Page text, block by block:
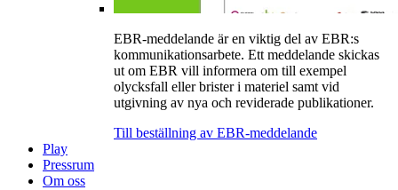
EBR-meddelande är en viktig del av EBR:s
kommunikationsarbete. Ett meddelande skickas
ut om EBR vill informera om till exempel
olycksfall eller brister i materiel samt vid
utgivning av nya och reviderade publikationer.
Till beställning av EBR-meddelande
Play
Pressrum
Om oss